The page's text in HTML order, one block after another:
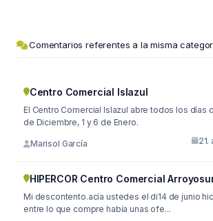
Comentarios referentes a la misma
Centro Comercial Islazul
El Centro Comercial Islazul abre todos los días
de Diciembre, 1 y 6 de Enero.
Marisol García 21.
HIPERCOR Centro Comercial
Mi descontento.acía ustedes el di14 de junio
entre lo que compre había unas ofe...